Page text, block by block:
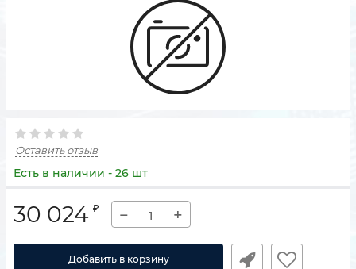
Оставить отзыв
Есть в наличии - 26 шт
30 024 ₽ − +
Добавить в корзину